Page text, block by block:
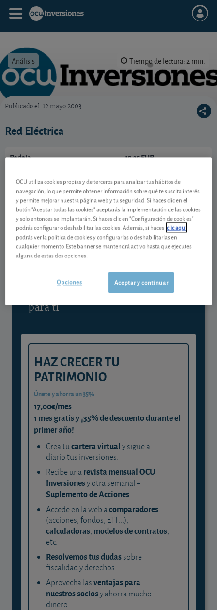
Análisis Tiempo de lectura: 2 min.
Publicado el 12 mayo 2003
Red Eléctrica
Redeia
10/08/2026 Madrid
15,35 EUR
-0,12 EUR (-0,78 %)
Ver detalladamente
Contenido reservado a SOCIOS
Gestiona tu dinero con visión
experta
y consigue que cada euro trabaje
para ti
HAZ CRECER TU
PATRIMONIO
Únete y ahorra un 35%
17,00€/mes
1 mes gratis y ¡35% de descuento durante el
primer año!
Crea tucartera virtualy sigue a
diario tus inversiones.
Recibe unarevista mensual OCU
Inversionesy otra semanal +
Suplemento de Acciones.
Accede en la web acomparadores
(acciones, fondos, ETF...),
calculadoras, modelos de contratos,
etc.
Resolvemos tus dudassobre
fiscalidad y derechos.
Aprovecha lasventajas para
nuestros sociosy ahorra mucho
dinero.
OCU utiliza cookies propias y de terceros para analizar tus hábitos de
navegación, lo que permite obtener información sobre qué te suscita interés
y permite mejorar nuestra página web y tu seguridad. Si haces clic en el
botón "Aceptar todas las cookies" aceptarás la implementación de las cookies
y solo entonces se implantarán. Si haces clic en "Configuración de cookies"
podrás configurar o deshabilitar las cookies. Además, si haces clic aquí
podrás ver la política de cookies y configurarlas o deshabilitarlas en
cualquier momento. Este banner se mantendrá activo hasta que ejecutes
alguna de estas dos opciones.
Aceptar y continuar
Opciones